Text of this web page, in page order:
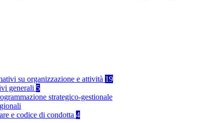
su organizzazione e attività 19
generali 5
strategico-gestionale
e codice di condotta 4